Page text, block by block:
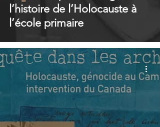
l’histoire de l’Holocauste à
l’école primaire